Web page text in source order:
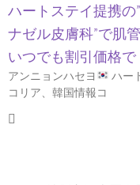
ハートステイ提携の
ナゼル皮膚科”で肌
いつでも割引価格で
アンニョンハセヨ
ハー
コリア、韓国情報コ